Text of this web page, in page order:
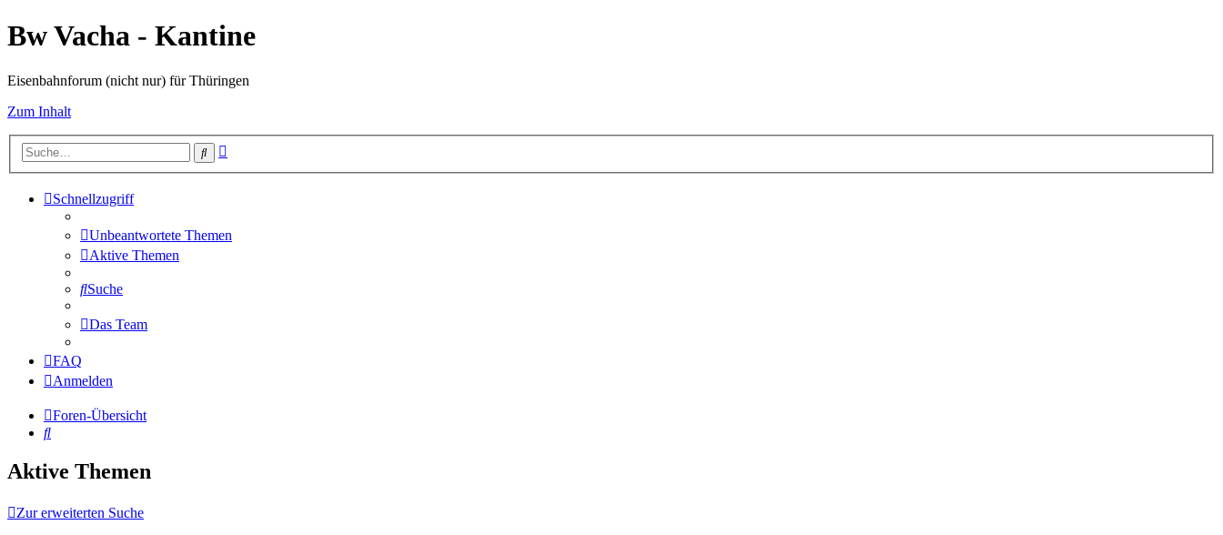
Bw Vacha - Kantine
Eisenbahnforum (nicht nur) für Thüringen
Zum Inhalt
Suche
Schnellzugriff
Unbeantwortete Themen
Aktive Themen
Suche
Das Team
FAQ
Anmelden
Foren-Übersicht
Suche
Aktive Themen
Zur erweiterten Suche